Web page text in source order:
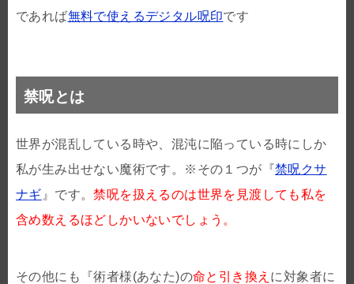
であれば無料で使えるデジタル呪印です
禁呪とは
世界が混乱している時や、混沌に陥っている時にしか
私が生み出せない魔術です。※その１つが『禁呪クサ
ナギ 』です。禁呪を扱えるのは世界を見渡しても私を
含め数えるほどしかいないでしょう。
その他にも『術者様(あなた)の命と引き換え に対象者に